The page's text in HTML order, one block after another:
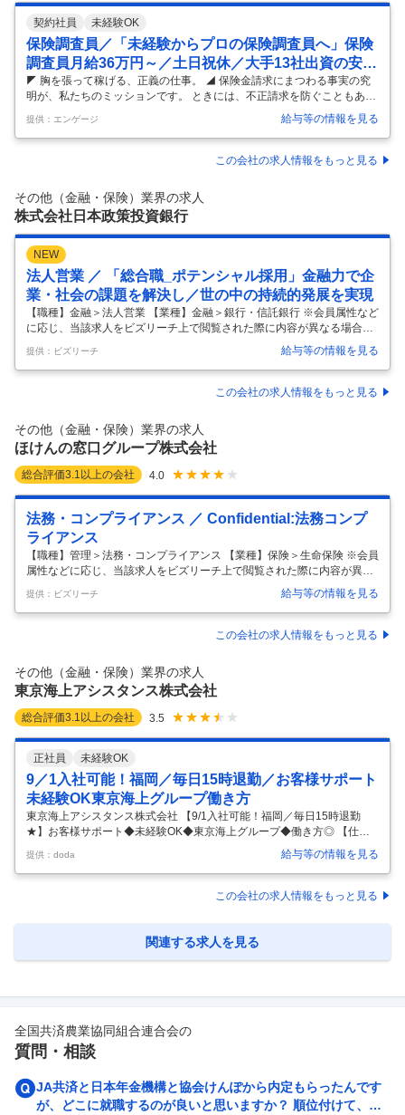
契約社員 未経験OK
保険調査員／「未経験からプロの保険調査員へ」保険
調査員月給36万円～／土日祝休／大手13社出資の安定
基盤
◤ 胸を張って稼げる、正義の仕事。 ◢ 保険金請求にまつわる事実の究
明が、私たちのミッションです。 ときには、不正請求を防ぐこともあり
ます。 社会に良い仕事をしながら、稼げる自分になりませんか？ ―――
―――― 具体的にお任せする業務 ――――――― 交通事故や災害、病
気を補償する保険金が適正かを調査します。 交通事故の事実関係を把握
し、過失割合などを調べることも。 保険会社から委託を受け、運営して
す。 →同時に3～5件を並行して進めます。 →調査期間は、難度に応じ
て1週間～1ヶ月ほどです。 ――――――― 業務の流れ ――――
提供：エンゲージ 給与等の情報を見る
この会社の求人情報をもっと見る
その他（金融・保険）業界の求人
株式会社日本政策投資銀行
NEW
法人営業 ／ 「総合職_ポテンシャル採用」金融力で企
業・社会の課題を解決し／世の中の持続的発展を実現
【職種】金融＞法人営業 【業種】金融＞銀行・信託銀行 ※会員属性など
に応じ、当該求人をビズリーチ上で閲覧された際に内容が異なる場合が
あります 【弊行について】 日本政策投資銀行（Development Bank of J
apan）は、「金融力で未来をデザインします」を企業理念に、金融フロ
ンティアの弛まぬ開拓を通じて、お客様及び社会の課題を解決し、日本
と世界の持続的発展を実現しています。 DBJは、挑戦と誠実という価値
ンス等国内初のファイナンススキームを先駆的に開発し、日本の産業・
金融界に対し、大きな役割を果たしてきました。 現
提供：ビズリーチ 給与等の情報を見る
この会社の求人情報をもっと見る
その他（金融・保険）業界の求人
ほけんの窓口グループ株式会社
総合評価3.1 以上の会社 4.0
法務・コンプライアンス ／ Confidential:法務コンプ
ライアンス
【職種】管理＞法務・コンプライアンス 【業種】保険＞生命保険 ※会員
属性などに応じ、当該求人をビズリーチ上で閲覧された際に内容が異な
る場合があります ★法務コンプライアンス職（本社勤務）★ 全国に803
店舗を持つ保険ショップの本社で一緒に働きませんか？ ワークライフバ
ランス抜群で働きやすい環境です。 会社のリスク管理を担う重要な仕事
をお任せします。 ・契約書審査（和文） ・契約書管理 ・各部署からの
携 ・個人情報管理業務等 ▽入社後のキャリアパス▽ 「マネジメント職
を目指していただくコース」と「専門性を磨いていただくコース」が
提供：ビズリーチ 給与等の情報を見る
この会社の求人情報をもっと見る
その他（金融・保険）業界の求人
東京海上アシスタンス株式会社
総合評価3.1 以上の会社 3.5
正社員 未経験OK
9／1入社可能！福岡／毎日15時退勤／お客様サポート
未経験OK東京海上グループ働き方
東京海上アシスタンス株式会社 【9/1入社可能！福岡／毎日15時退勤
★】お客様サポート◆未経験OK◆東京海上グループ◆働き方◎ 【仕事
内容】 【9/1入社可能！福岡／毎日15時退勤★】お客様サポート◆未経
験OK◆東京海上グループ◆働き方◎ 【具体的な仕事内容】 【朝型ライ
フで毎日がもっと充実！】7時～15時の固定シフトで働くカスタマーサ
ポート ＼東京海上グループで安心・安定／ ＼ワークライフバランス重視
ト！ 夕方以降は自分の時間に♪ ・年間休日125日＋有給取得率◎ ・残業
月平均3時間以内でオンオフしっかり！ ・育休・産休復帰
提供：doda 給与等の情報を見る
この会社の求人情報をもっと見る
関連する求人を見る
全国共済農業協同組合連合会の
質問・相談
JA共済と日本年金機構と協会けんぽから内定もらったんです
が、どこに就職するのが良いと思いますか？ 順位付けて、お